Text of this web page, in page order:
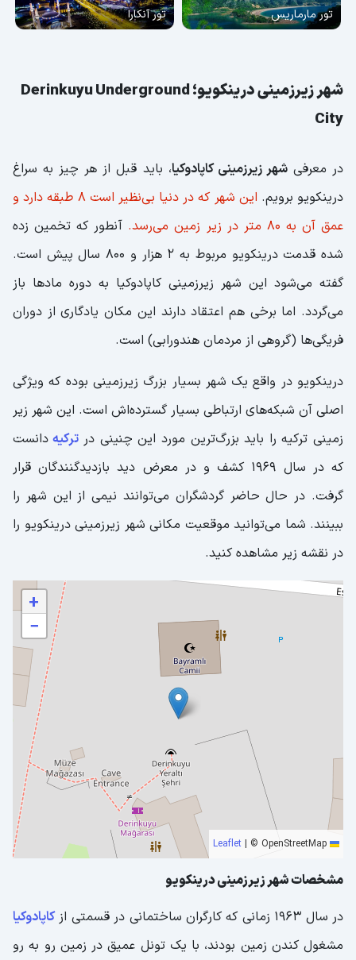
تور مارماریس تور آنکارا
شهر زیرزمینی درینکویو؛ Derinkuyu Underground
City
در معرفیشهر زیرزمینی کاپادوکیا، باید قبل از هر چیز به سراغ
درینکویو برویم.
این شهر که در دنیا بی‌نظیر است 8 طبقه دارد و
عمق آن به 80 متر در زیر زمین می‌رسد.
آنطور که تخمین زده
شده قدمت درینکویو مربوط به 2 هزار و 800 سال پیش است.
گفته می‌شود این شهر زیرزمینی کاپادوکیا به دوره مادها باز
می‌گردد. اما برخی هم اعتقاد دارند این مکان یادگاری از دوران
فریگی‌ها (گروهی از مردمان هندورابی) است.
درینکویو در واقع یک شهر بسیار بزرگ زیرزمینی بوده که ویژگی
اصلی آن شبکه‌های ارتباطی بسیار گسترده‌اش است. این شهر زیر
زمینی ترکیه را باید بزرگ‌ترین مورد این چنینی درترکیه دانست
که در سال 1969 کشف و در معرض دید بازدیدگنندگان قرار
گرفت. در حال حاضر گردشگران می‌‌توانند نیمی از این شهر را
ببینند. شما می‌توانید موقعیت مکانی شهر زیرزمینی درینکویو را
در نقشه زیر مشاهده کنید.
+
−
| © OpenStreetMap
مشخصات شهر زیرزمینی درینکویو
در سال 1963 زمانی که کارگران ساختمانی در قسمتی از
کاپادوکیا
مشغول کندن زمین بودند، با یک تونل عمیق در زمین رو به رو